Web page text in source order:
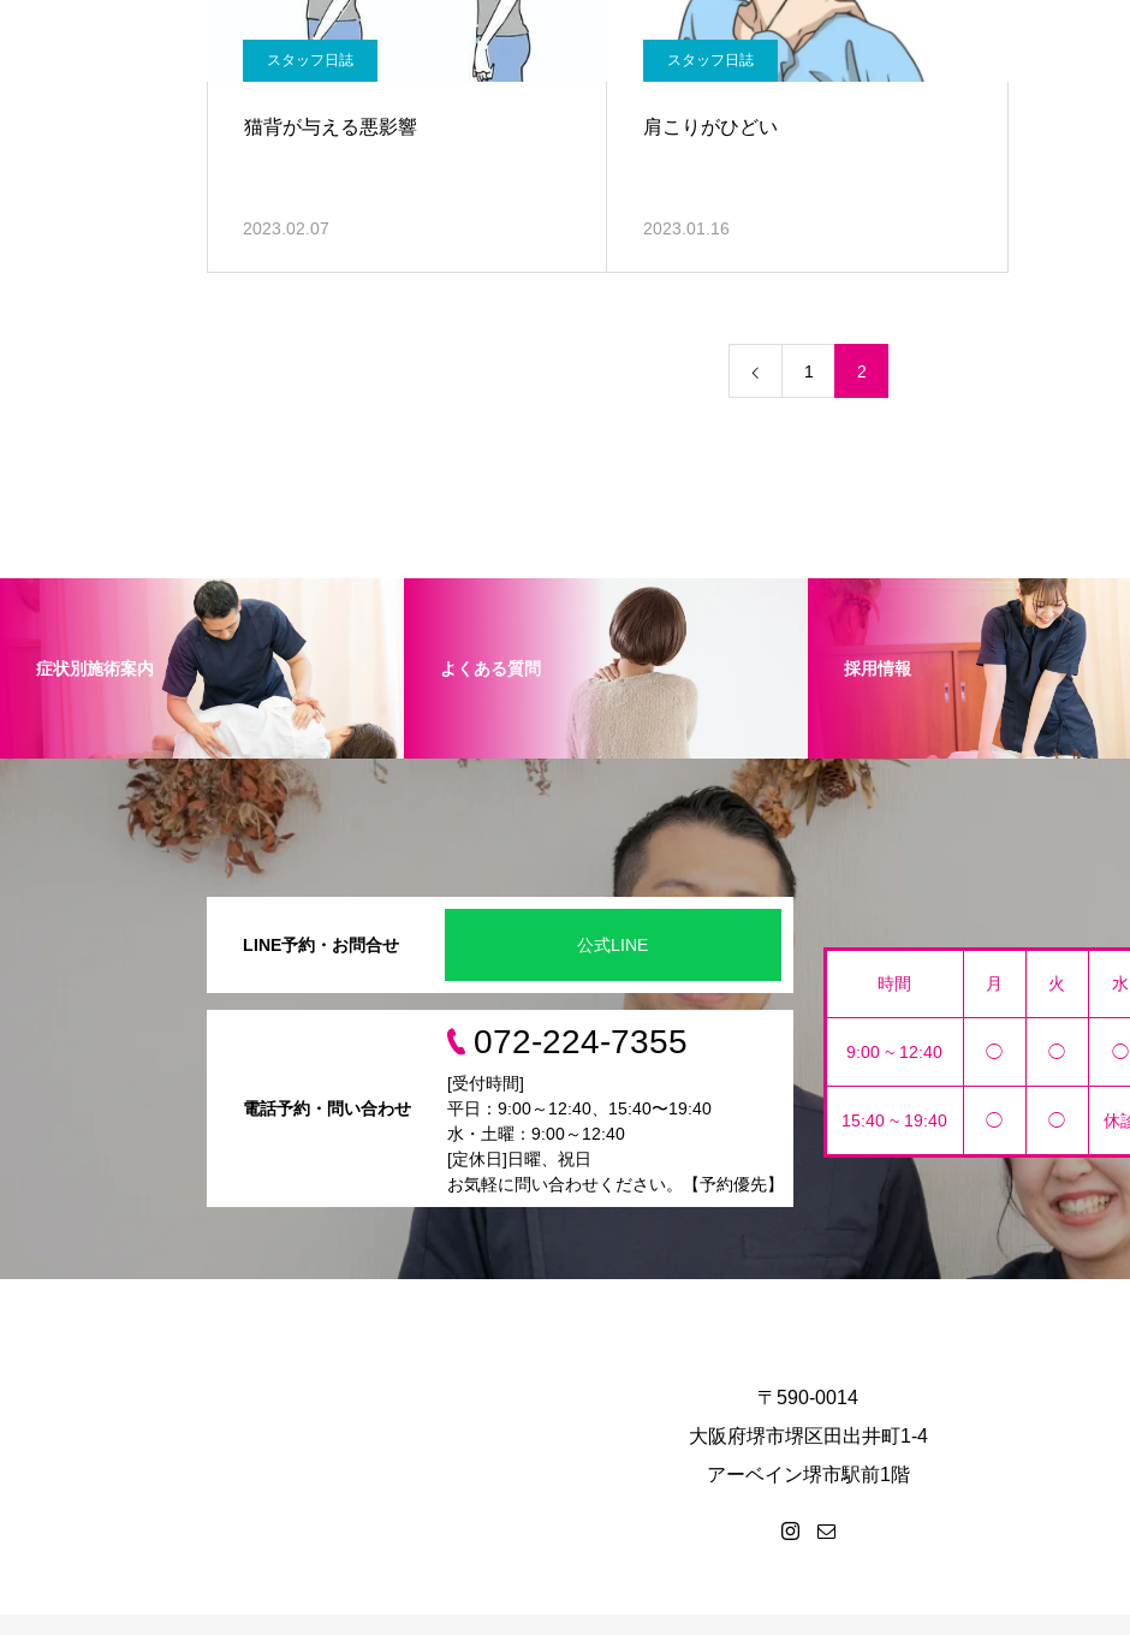
スタッフ日誌
猫背が与える悪影響
2023.02.07
スタッフ日誌
肩こりがひどい
2023.01.16
1 2
症状別施術案内 よくある質問 採用情報
LINE予約・お問合せ 公式LINE
電話予約・問い合わせ
072-224-7355
[受付時間]
平日：9:00～12:40、15:40〜19:40
水・土曜：9:00～12:40
[定休日]日曜、祝日
お気軽に問い合わせください。【予約優先】
時間 月 火 水
9:00 ~ 12:40 ◯ ◯ ◯
15:40 ~ 19:40 ◯ ◯ 休
〒590-0014
大阪府堺市堺区田出井町1-4
アーベイン堺市駅前1階